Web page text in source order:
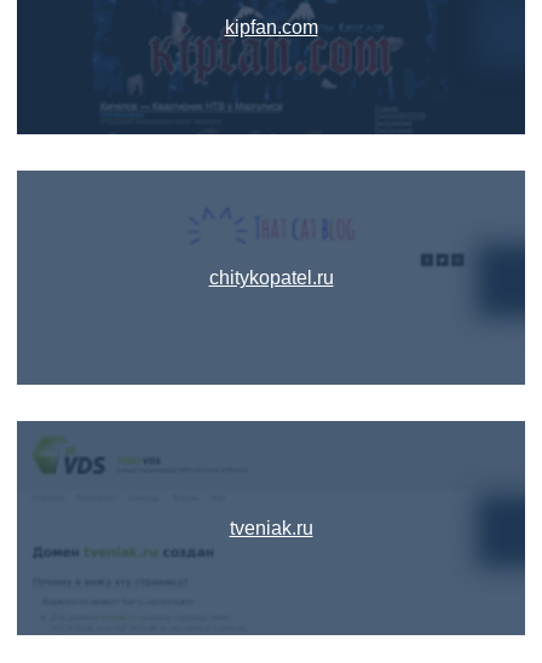
kipfan.com
chitykopatel.ru
tveniak.ru